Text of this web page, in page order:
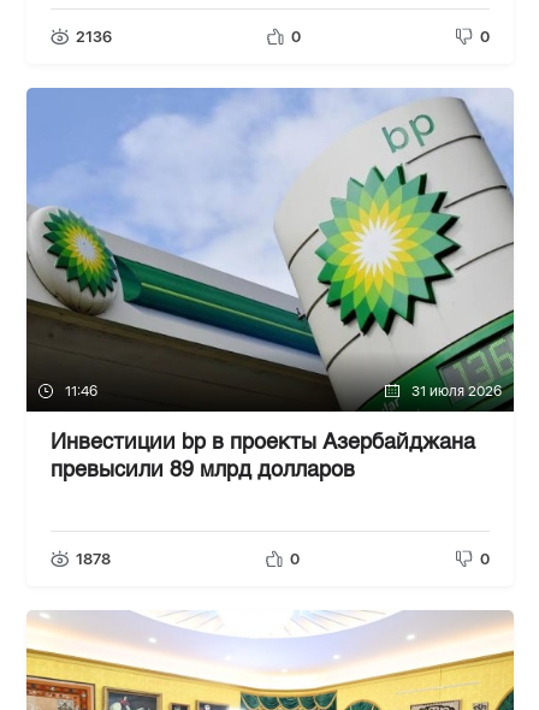
2136 0 0
11:46 31 июля 2026
Инвестиции bp в проекты Азербайджана
превысили 89 млрд долларов
1878 0 0